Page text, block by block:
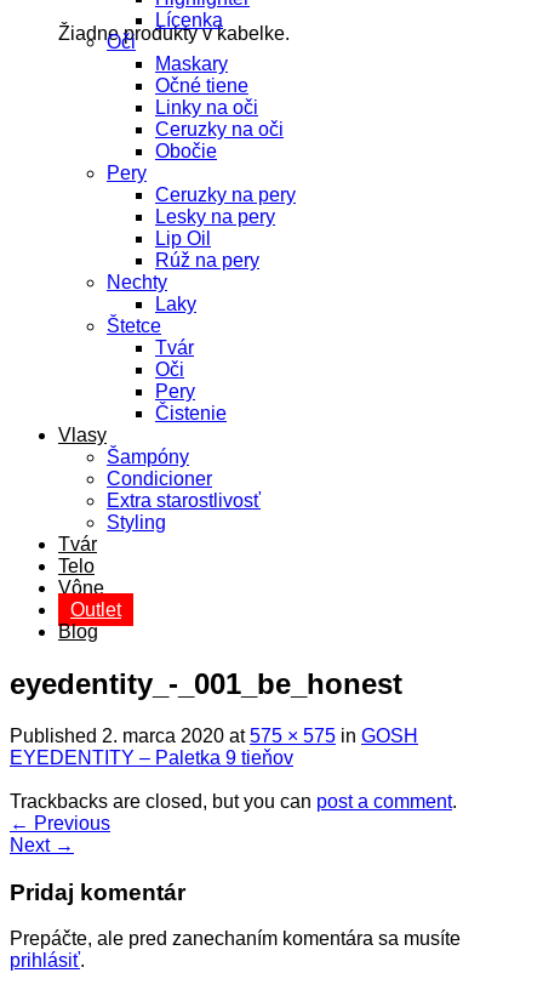
Žiadne produkty v kabelke.
Lícenka
Oči
Maskary
Očné tiene
Linky na oči
Ceruzky na oči
Obočie
Pery
Ceruzky na pery
Lesky na pery
Lip Oil
Rúž na pery
Nechty
Laky
Štetce
Tvár
Oči
Pery
Čistenie
Vlasy
Šampóny
Condicioner
Extra starostlivosť
Styling
Tvár
Telo
Vône
Outlet
Blog
eyedentity_-_001_be_honest
Published 2. marca 2020 at575 × 575 in GOSH
EYEDENTITY – Paletka 9 tieňov
Trackbacks are closed, but you can post a comment.
← Previous
Next →
Pridaj komentár
Prepáčte, ale pred zanechaním komentára sa musíte
prihlásiť.